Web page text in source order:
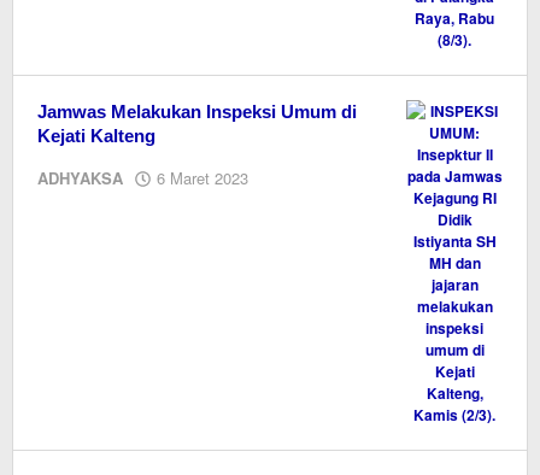
Jamwas Melakukan Inspeksi Umum di
Kejati Kalteng
ADHYAKSA 6 Maret 2023